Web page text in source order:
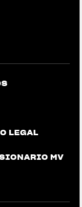
LEGAL
MV